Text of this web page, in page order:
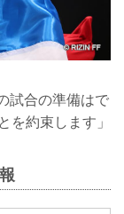
試合の準備はで
を約束します」